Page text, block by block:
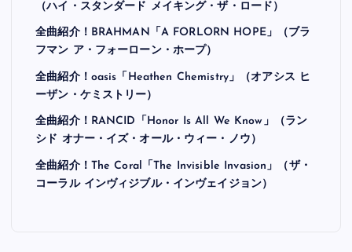
（ハイ・スタンダード メイキング・ザ・ロード）
全曲紹介！BRAHMAN「A FORLORN HOPE」（ブラ
フマン ア・フォーローン・ホープ）
全曲紹介！oasis「Heathen Chemistry」（オアシス ヒ
ーザン・ケミストリー）
全曲紹介！RANCID「Honor Is All We Know」（ラン
シド オナー・イズ・オール・ウィー・ノウ）
全曲紹介！The Coral「The Invisible Invasion」（ザ・
コーラル インヴィジブル・インヴェイジョン）